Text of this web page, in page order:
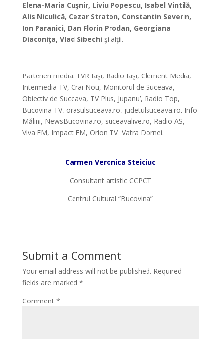
Elena-Maria Cuşnir, Liviu Popescu, Isabel Vintilă,
Alis Niculică, Cezar Straton, Constantin Severin,
Ion Paranici, Dan Florin Prodan, Georgiana
Diaconiţa, Vlad Sibechi şi alţii.
Parteneri media: TVR Iaşi, Radio Iaşi, Clement Media,
Intermedia TV, Crai Nou, Monitorul de Suceava,
Obiectiv de Suceava, TV Plus, Jupanu’, Radio Top,
Bucovina TV, orasulsuceava.ro, judetulsuceava.ro, Info
Mălini, NewsBucovina.ro, suceavalive.ro, Radio AS,
Viva FM, Impact FM, Orion TV Vatra Dornei.
Carmen Veronica Steiciuc
Consultant artistic CCPCT
Centrul Cultural “Bucovina”
Submit a Comment
Your email address will not be published. Required
fields are marked *
Comment *